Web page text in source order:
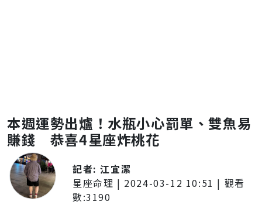
本週運勢出爐！水瓶小心罰單、雙魚易
賺錢 恭喜4星座炸桃花
記者:江宜潔
星座命理 | 2024-03-12 10:51 | 觀看
數:3190